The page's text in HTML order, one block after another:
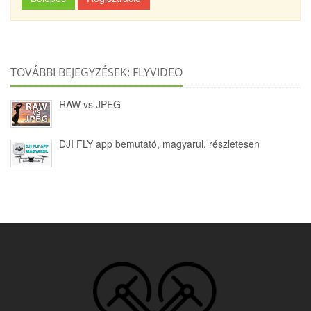
TOVÁBBI BEJEGYZÉSEK: FLYVIDEO
RAW vs JPEG
DJI FLY app bemutató, magyarul, részletesen